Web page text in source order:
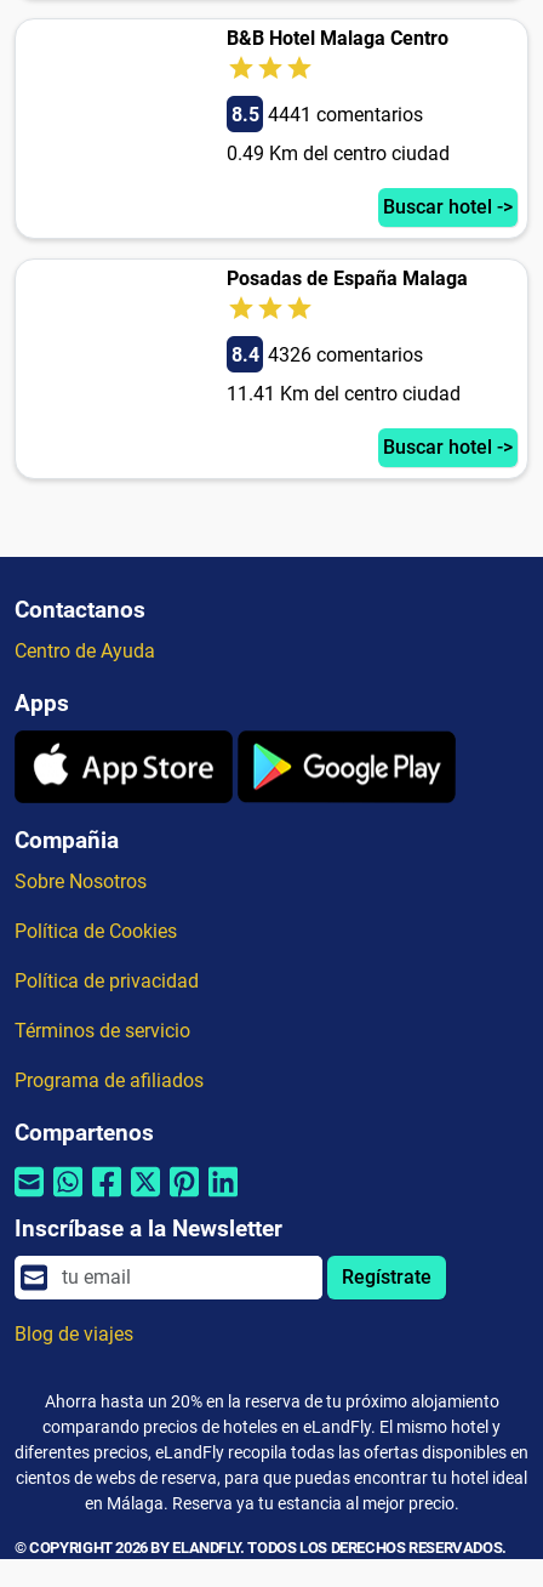
B&B Hotel Malaga Centro
8.5 4441 comentarios
0.49 Km del centro ciudad
Buscar hotel ->
Posadas de España Malaga
8.4 4326 comentarios
11.41 Km del centro ciudad
Buscar hotel ->
Contactanos
Centro de Ayuda
Apps
Compañia
Sobre Nosotros
Política de Cookies
Política de privacidad
Términos de servicio
Programa de afiliados
Compartenos
Inscríbase a la Newsletter
Regístrate
Blog de viajes
Ahorra hasta un 20% en la reserva de tu próximo alojamiento
comparando precios de hoteles en eLandFly. El mismo hotel y
diferentes precios, eLandFly recopila todas las ofertas disponibles en
cientos de webs de reserva, para que puedas encontrar tu hotel ideal
en Málaga. Reserva ya tu estancia al mejor precio.
© COPYRIGHT 2026 BY ELANDFLY. TODOS LOS DERECHOS RESERVADOS.